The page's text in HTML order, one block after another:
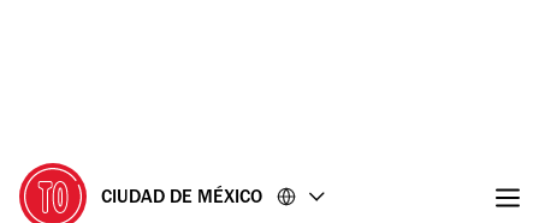
CIUDAD DE MÉXICO